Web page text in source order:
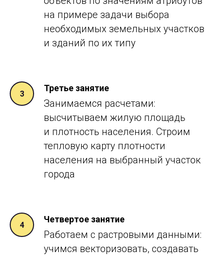
на примере задачи выбора
необходимых земельных участков
и зданий по их типу
Третье занятие
Занимаемся расчетами:
высчитываем жилую площадь
и плотность населения. Строим
тепловую карту плотности
населения на выбранный участок
города
Четвертое занятие
Работаем с растровыми данными:
учимся векторизовать, создавать